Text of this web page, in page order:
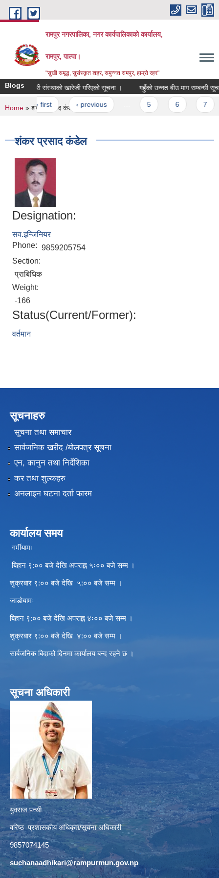
Skip to main content
रामपुर नगरपालिका, नगर कार्यपालिकाको कार्यालय,
रामपुर, पाल्पा।
"सुखी समृद्ध, सुसंस्कृत शहर, समुन्नत रामपुर, हाम्रो रहर"
Blogs
सहकारी संस्थाको खारेजी गरिएको सूचना । गहुँको उन्नत बीउ माग सम्बन्धी सूचना
Pages
« first ‹ previous
You are here
Home » शंकर प्रसाद कंडेल
शंकर प्रसाद कंडेल
Designation:
सव.इन्जिनियर
Phone: 9859205754
Section:
प्राबिधिक
Weight:
-166
Status(Current/Former):
वर्तमान
सूचनाहरु
सूचना तथा समाचार
सार्वजनिक खरीद /बोलपत्र सूचना
एन, कानुन तथा निर्देशिका
कर तथा शुल्कहरु
अनलाइन घटना दर्ता फारम
कार्यालय समय
गर्मीयामः
बिहान ९:०० बजे देखि अपराह्न ५ः०० बजे सम्म ।
शुक्रबार ९:०० बजे देखि ५:०० बजे सम्म ।
जाडोयामः
बिहान ९:०० बजे देखि अपराह्न ४ः०० बजे सम्म ।
शुक्रबार ९:०० बजे देखि ४:०० बजे सम्म ।
सार्बजनिक बिदाको दिनमा कार्यालय बन्द रहने छ ।
सूचना अधिकारी
युवराज पन्थी
वरिष्ठ प्रशासकीय अधिकृत/सूचना अधिकारी
9857074145
suchanaadhikari@rampurmun.gov.np